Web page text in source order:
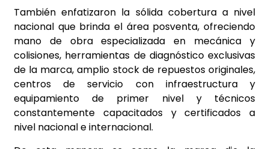
También enfatizaron la sólida cobertura a nivel
nacional que brinda el área posventa, ofreciendo
mano de obra especializada en mecánica y
colisiones, herramientas de diagnóstico exclusivas
de la marca, amplio stock de repuestos originales,
centros de servicio con infraestructura y
equipamiento de primer nivel y técnicos
constantemente capacitados y certificados a
nivel nacional e internacional.